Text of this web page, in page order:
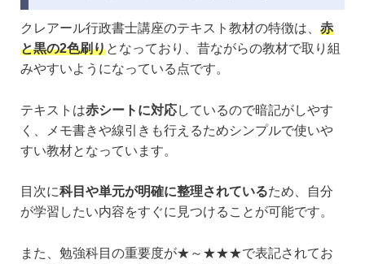
クレアール行政書士講座のテキスト教材の特徴は、 赤
と黒の2色刷りとなっており、昔ながらの教材で取り組
みやすいようになっている点です。
テキストは赤シートに対応しているので暗記がしやす
く、メモ書きや線引きも行えるためシンプルで使いや
すい教材となっています。
目次に科目や単元が明確に整理されているため、自分
が学習したい内容をすぐに見つけることが可能です。
また、勉強科目の重要度が★～★★★で表記されてお